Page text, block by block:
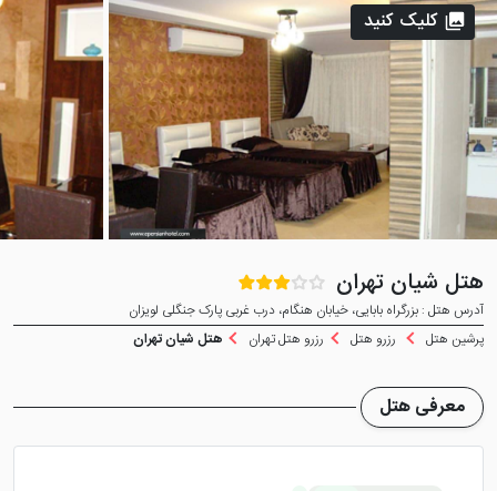
هتل شیان تهران
آدرس هتل : بزرگراه بابایی، خیابان هنگام، درب غربی پارک جنگلی لویزان
پرشین هتل
رزرو هتل رزرو هتل تهران هتل شیان تهران
کلیک کنید
معرفی هتل